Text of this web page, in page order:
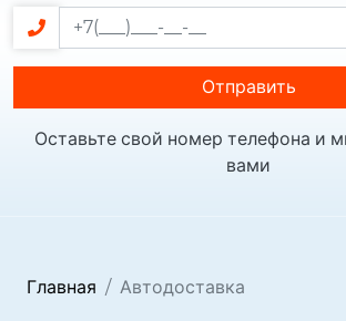
Отправить
Оставьте свой номер телефона и
вами
Главная Автодоставка